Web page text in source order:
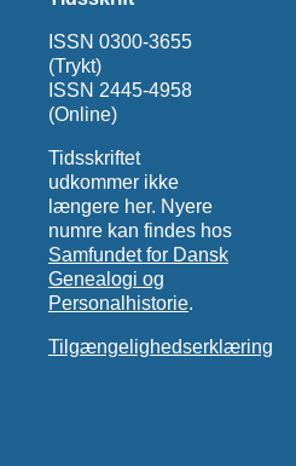
ISSN 0300-3655
(Trykt)
ISSN 2445-4958
(Online)
Tidsskriftet
udkommer ikke
længere her. Nyere
numre kan findes hos
Samfundet for Dansk
Genealogi og
Personalhistorie.
Tilgængelighedserklæring